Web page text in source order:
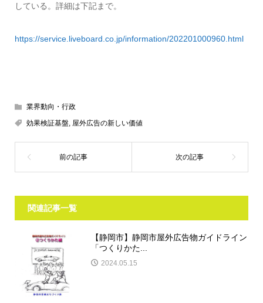
している。詳細は下記まで。
https://service.liveboard.co.jp/information/202201000960.html
業界動向・行政
効果検証基盤, 屋外広告の新しい価値
関連記事一覧
【静岡市】静岡市屋外広告物ガイドライン
「つくりかた...
2024.05.15